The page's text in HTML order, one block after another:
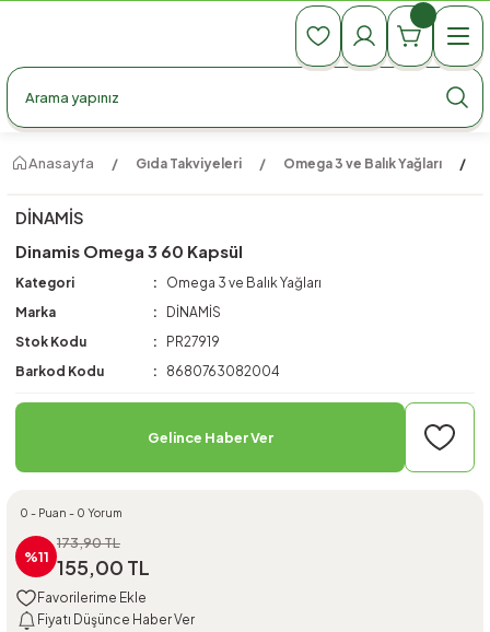
990 TL Üzeri Ücretsiz Kargo
990 TL Üzeri Ücretsiz Kargo
Anasayfa Gıda Takviyeleri Omega 3 ve Balık Yağları
DİNAMİS
Dinamis Omega 3 60 Kapsül
Kategori
Omega 3 ve Balık Yağları
Marka
DİNAMİS
Stok Kodu
PR27919
Barkod Kodu
8680763082004
Gelince Haber Ver
0 - Puan - 0 Yorum
%11
173,90 TL
155,00 TL
Fiyatı Düşünce Haber Ver